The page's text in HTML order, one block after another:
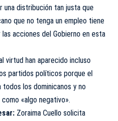
una distribución tan justa que
que no tenga un empleo tiene
acciones del Gobierno en esta
virtud han aparecido incluso
partidos políticos porque el
todos los dominicanos y no
«algo negativo».
Zoraima Cuello solicita